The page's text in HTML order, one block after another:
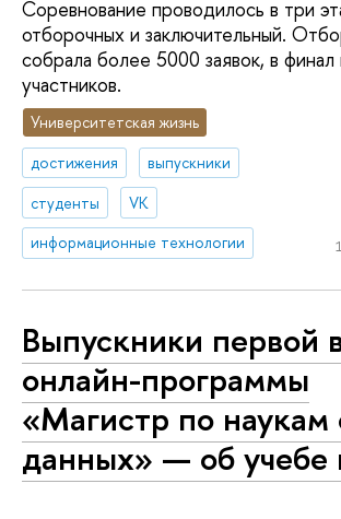
Соревнование проводилось в три
отборочных и заключительный.
собрала более 5000 заявок, в
участников.
Университетская жизнь
достижения
выпускники
студенты
VK
информационные технологии
Выпускники первой
онлайн-программы
«Магистр по наукам
данных» — об